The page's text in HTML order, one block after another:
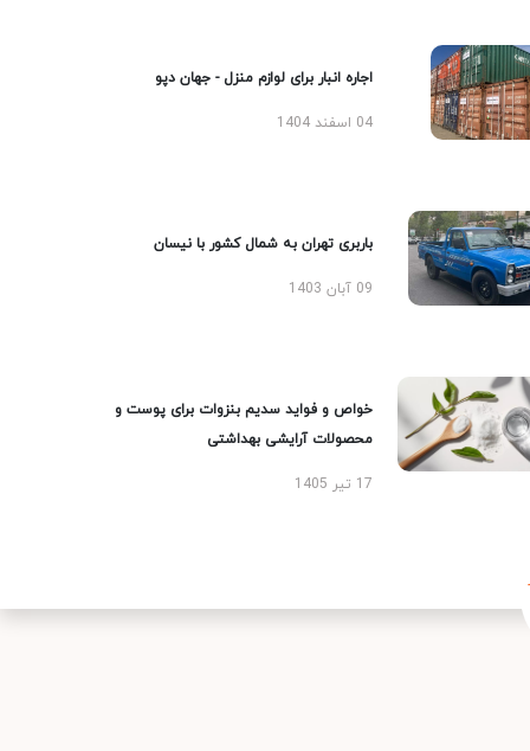
اجاره انبار برای لوازم منزل - جهان دپو
04 اسفند 1404
باربری تهران به شمال کشور با نیسان
09 آبان 1403
خواص و فواید سدیم بنزوات برای پوست و
محصولات آرایشی بهداشتی
17 تیر 1405